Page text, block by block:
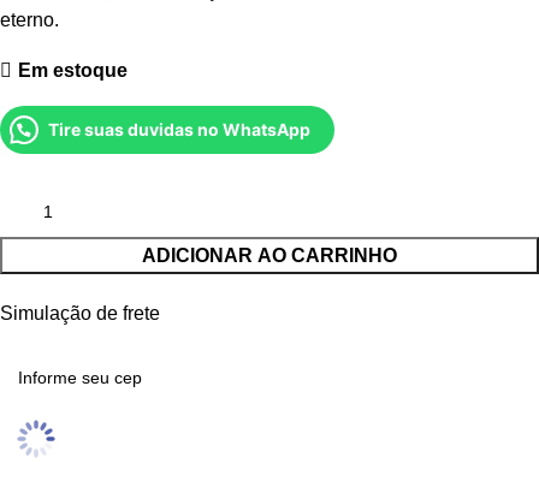
eterno.
Em estoque
Tire suas duvidas no WhatsApp
ADICIONAR AO CARRINHO
Simulação de frete